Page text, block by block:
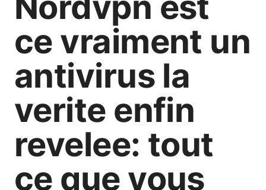
ce vraiment un
antivirus la
verite enfin
revelee: tout
ce que vous